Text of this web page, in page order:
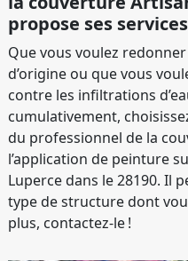
propose ses services
Que vous voulez
d’origine ou que vous
contre les infiltrations
cumulativement,
du professionnel de la
l’application de peinture
Luperce dans le 28190. Il
type de structure dont
plus, contactez-le !